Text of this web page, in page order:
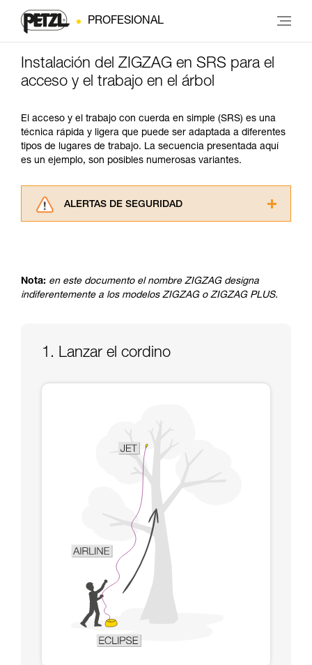
PROFESIONAL
Instalación del ZIGZAG en SRS para el
acceso y el trabajo en el árbol
El acceso y el trabajo con cuerda en simple (SRS) es una
técnica rápida y ligera que puede ser adaptada a diferentes
tipos de lugares de trabajo. La secuencia presentada aquí
es un ejemplo, son posibles numerosas variantes.
ALERTAS DE SEGURIDAD
comprender este complemento informativo.
Dominar estas técnicas requiere una formación
seguridad, antes de ejecutarlas de forma
Damos ejemplos de técnicas relacionadas con
Nota: en este documento el nombre ZIGZAG designa
indiferentemente a los modelos ZIGZAG o ZIGZAG PLUS.
1. Lanzar el cordino